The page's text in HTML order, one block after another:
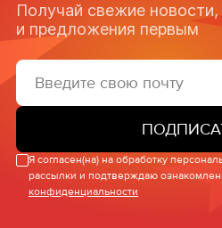
Получай свежие новости,
и предложения первым
Я согласен(на) на обработку
рассылки и подтверждаю
конфиденциальности